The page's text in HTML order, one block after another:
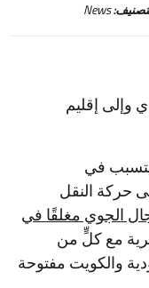
News
وإلى إقليم
في 28 فبراير يتسبب في
حركة النقل
الجوي مغلقًا في
مع كلٍّ من
والكويت مفتوحة